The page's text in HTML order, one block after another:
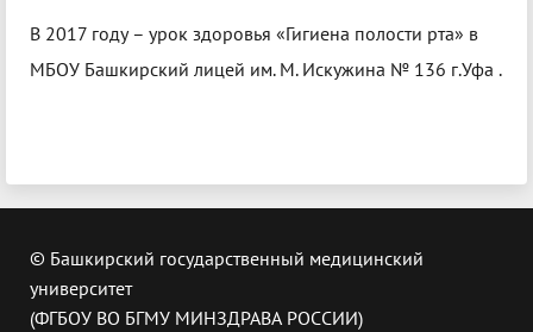
В 2017 году – урок здоровья «Гигиена полости рта» в
МБОУ Башкирский лицей им. М. Искужина № 136 г.Уфа .
© Башкирский государственный медицинский
университет
(ФГБОУ ВО БГМУ МИНЗДРАВА РОССИИ)